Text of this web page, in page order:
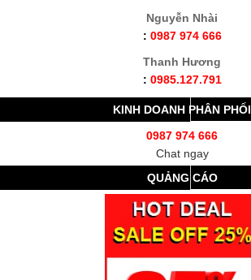
Nguyễn Nhài
: 0987 974 666
Thanh Hương
: 0985.127.791
KINH DOANH PHÂN PHỐI
0987 974 666
Chat ngay
QUẢNG CÁO